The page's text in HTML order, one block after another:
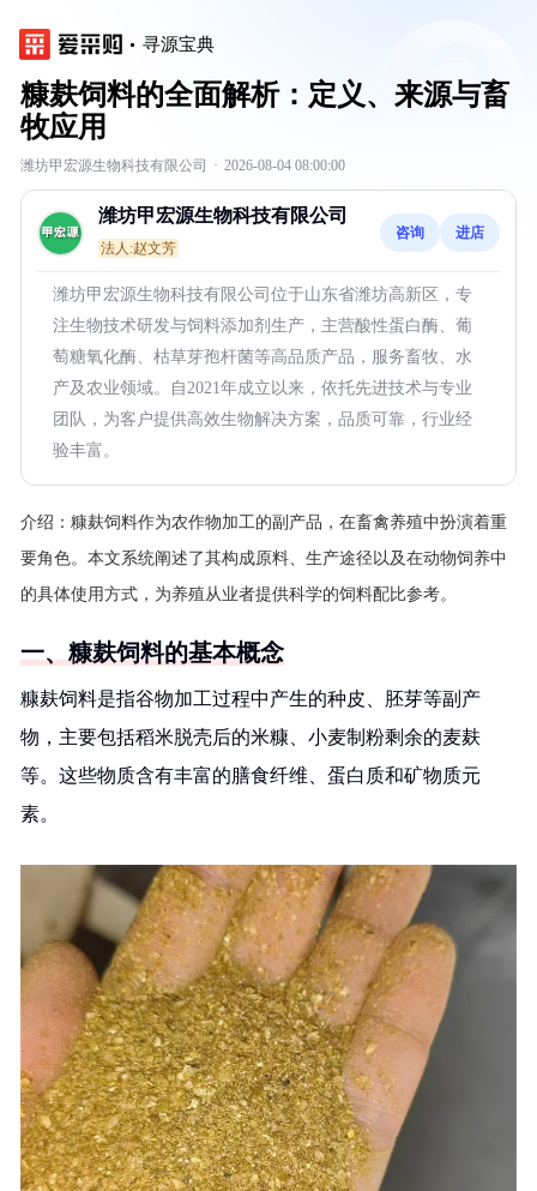
寻源宝典
糠麸饲料的全面解析：定义、来源与畜
牧应用
潍坊甲宏源生物科技有限公司 · 2026-08-04 08:00:00
潍坊甲宏源生物科技有限公司
法人:赵文芳
咨询 进店
潍坊甲宏源生物科技有限公司位于山东省潍坊高新区，专
注生物技术研发与饲料添加剂生产，主营酸性蛋白酶、葡
萄糖氧化酶、枯草芽孢杆菌等高品质产品，服务畜牧、水
产及农业领域。自2021年成立以来，依托先进技术与专业
团队，为客户提供高效生物解决方案，品质可靠，行业经
验丰富。
介绍： 糠麸饲料作为农作物加工的副产品，在畜禽养殖中扮演着重
要角色。本文系统阐述了其构成原料、生产途径以及在动物饲养中
的具体使用方式，为养殖从业者提供科学的饲料配比参考。
一、糠麸饲料的基本概念
糠麸饲料是指谷物加工过程中产生的种皮、胚芽等副产
物，主要包括稻米脱壳后的米糠、小麦制粉剩余的麦麸
等。这些物质含有丰富的膳食纤维、蛋白质和矿物质元
素。